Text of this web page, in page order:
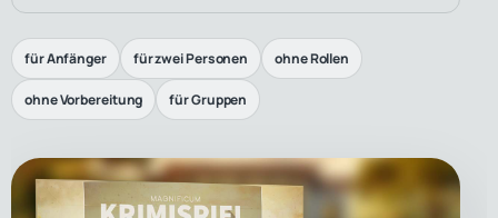
für Anfänger für zwei Personen ohne Rollen
ohne Vorbereitung für Gruppen